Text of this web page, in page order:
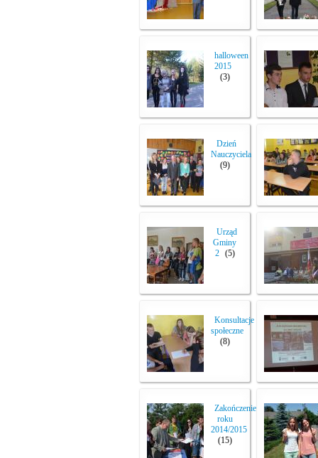
halloween
2015
(3)
Dzień
Nauczyciela
(9)
Urząd
Gminy
2 (5)
Konsultacje
społeczne
(8)
Zakończenie
roku
2014/2015
(15)